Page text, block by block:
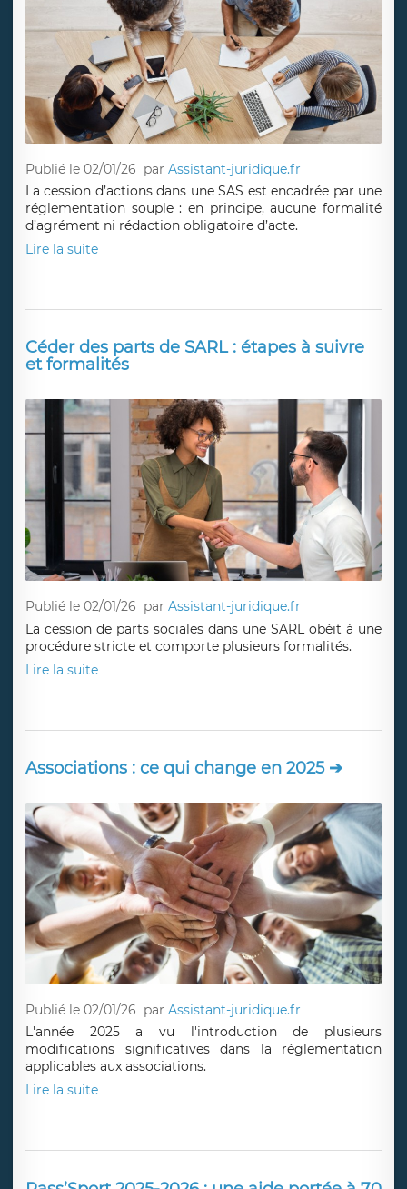
Publié le 02/01/26 parAssistant-juridique.fr
La cession d’actions dans une SAS est encadrée par une
réglementation souple : en principe, aucune formalité
d’agrément ni rédaction obligatoire d’acte.
Lire la suite
Céder des parts de SARL : étapes à suivre
et formalités
Publié le 02/01/26 parAssistant-juridique.fr
La cession de parts sociales dans une SARL obéit à une
procédure stricte et comporte plusieurs formalités.
Lire la suite
Associations : ce qui change en 2025 ➔
Publié le 02/01/26 parAssistant-juridique.fr
L'année 2025 a vu l'introduction de plusieurs
modifications significatives dans la réglementation
applicables aux associations.
Lire la suite